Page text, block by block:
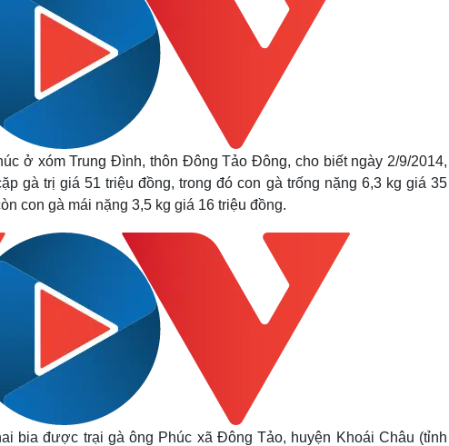
ở xóm Trung Đình, thôn Đông Tảo Đông, cho biết ngày 2/9/2014,
gà trị giá 51 triệu đồng, trong đó con gà trống nặng 6,3 kg giá 35
con gà mái nặng 3,5 kg giá 16 triệu đồng.
bia được trại gà ông Phúc xã Đông Tảo, huyện Khoái Châu (tỉnh